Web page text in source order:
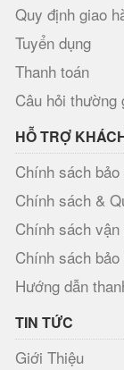
Quy định giao
Tuyển dụng
Thanh toán
Câu hỏi thường
HỖ TRỢ
Chính sách
Chính sách &
Chính sách
Chính sách bảo
Hướng dẫn
TIN TỨC
Giới Thiệu